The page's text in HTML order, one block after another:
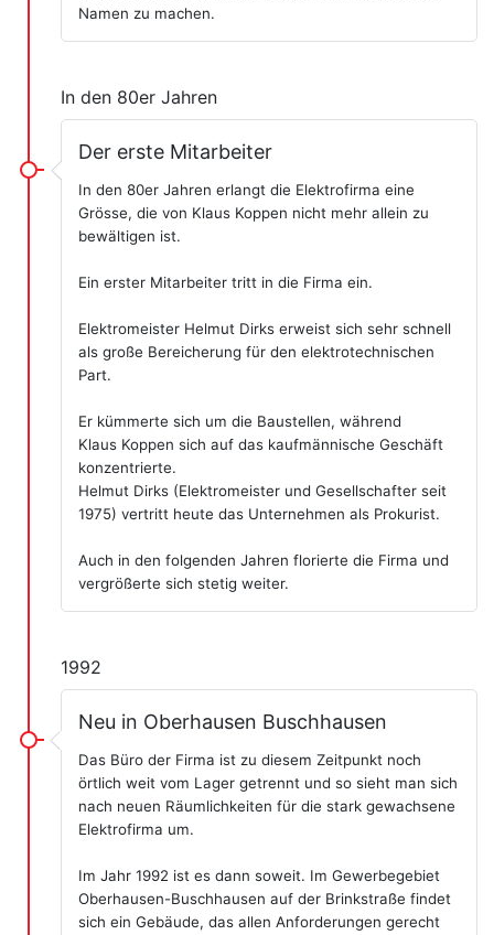
Namen zu machen.
In den 80er Jahren
Der erste Mitarbeiter
In den 80er Jahren erlangt die Elektrofirma eine
Grösse, die von Klaus Koppen nicht mehr allein zu
bewältigen ist.
Ein erster Mitarbeiter tritt in die Firma ein.
Elektromeister Helmut Dirks erweist sich sehr schnell
als große Bereicherung für den elektrotechnischen
Part.
Er kümmerte sich um die Baustellen, während
Klaus Koppen sich auf das kaufmännische Geschäft
konzentrierte.
Helmut Dirks (Elektromeister und Gesellschafter seit
1975) vertritt heute das Unternehmen als Prokurist.
Auch in den folgenden Jahren florierte die Firma und
vergrößerte sich stetig weiter.
1992
Neu in Oberhausen Buschhausen
Das Büro der Firma ist zu diesem Zeitpunkt noch
örtlich weit vom Lager getrennt und so sieht man sich
nach neuen Räumlichkeiten für die stark gewachsene
Elektrofirma um.
Im Jahr 1992 ist es dann soweit. Im Gewerbegebiet
Oberhausen-Buschhausen auf der Brinkstraße findet
sich ein Gebäude, das allen Anforderungen gerecht